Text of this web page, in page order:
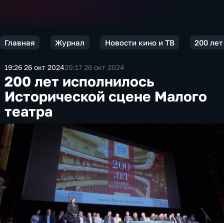
Главная Журнал Новости кино и ТВ 200
19:26 26 окт 202420:17 26 окт 2024
200 лет исполнилось
Исторической сцене Малого
театра